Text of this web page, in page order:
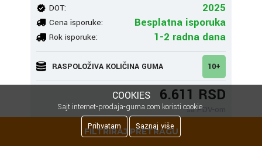
FILTRIRAJ PRETRAGU
DOT: 2025
Cena isporuke: Besplatna isporuka
Rok isporuke: 1-2 radna dana
RASPOLOŽIVA KOLIČINA GUMA 10+
6.611 RSD
sa PDV-om
COOKIES
Sajt internet-prodaja-guma.com koristi cookie.
Prihvatam
Saznaj više